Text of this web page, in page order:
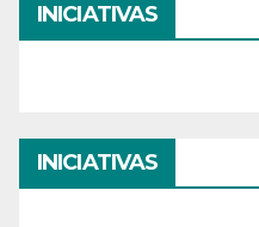
INICIATIVAS
INICIATIVAS